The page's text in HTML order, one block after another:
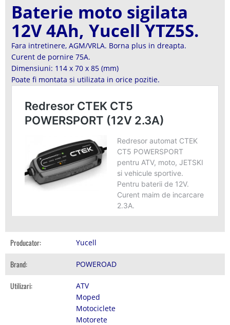
Baterie moto sigilata
12V 4Ah, Yucell YTZ5S.
Fara intretinere, AGM/VRLA. Borna plus in dreapta.
Curent de pornire 75A.
Dimensiuni: 114 x 70 x 85 (mm)
Poate fi montata si utilizata in orice pozitie.
Producator: Yucell
Brand: POWEROAD
Utilizari:
ATV
Moped
Motociclete
Motorete